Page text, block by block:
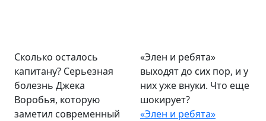
Сколько осталось
капитану? Серьезная
болезнь Джека
Воробья, которую
заметил современный
«Элен и ребята»
выходят до сих пор, и у
них уже внуки. Что еще
шокирует?
«Элен и ребята»